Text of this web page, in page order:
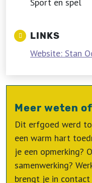
LINKS
Website: Stan
Meer weten
Dit erfgoed werd
een warm hart
je een opmerking?
samenwerking?
brengt je in